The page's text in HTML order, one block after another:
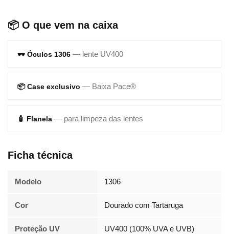
📦 O que vem na caixa
🕶️ Óculos 1306 — lente UV400
📦 Case exclusivo — Baixa Pace®
🧴 Flanela — para limpeza das lentes
Ficha técnica
Modelo 1306
Cor Dourado com Tartaruga
Proteção UV UV400 (100% UVA e UVB)